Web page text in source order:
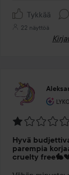
Tykkää
22 näyttöä
1
/
Hyvä
parempia
cruelty